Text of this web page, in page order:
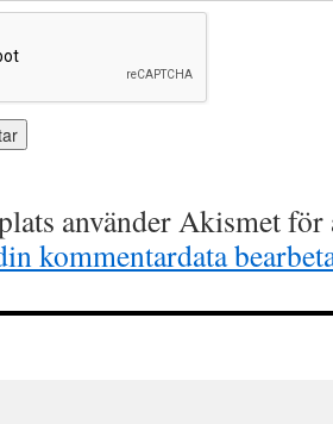
använder Akismet
kommentardata